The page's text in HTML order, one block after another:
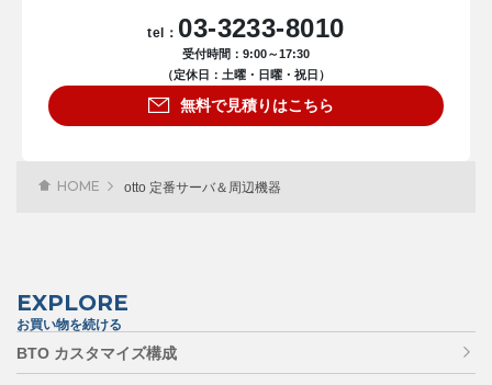
tel： 03-3233-8010
受付時間：9:00～17:30
（定休日：土曜・日曜・祝日）
無料で見積りはこちら
HOME otto 定番サーバ＆周辺機器
EXPLORE
お買い物を続ける
BTO カスタマイズ構成